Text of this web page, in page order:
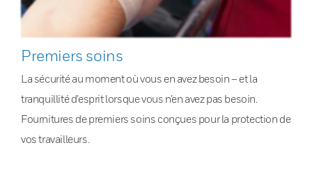
Premiers soins
La sécurité au moment où vous en avez besoin – et la
tranquillité d’esprit lorsque vous n’en avez pas besoin.
Fournitures de premiers soins conçues pour la protection de
vos travailleurs.